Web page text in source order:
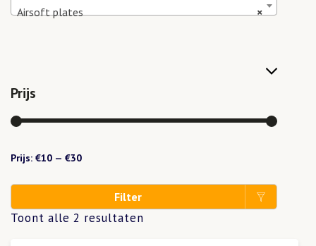
Prijs
Min.
Max.
Filter
Prijs: €10 — €30
×
Airsoft plates
Toont alle 2 resultaten